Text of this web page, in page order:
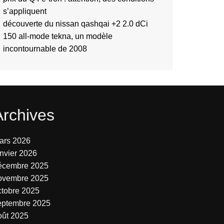
s’appliquent
découverte du nissan qashqai +2 2.0 dCi
150 all-mode tekna, un modèle
incontournable de 2008
2026
2026
2025
2025
2025
2025
2025